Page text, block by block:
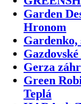
Garden
Hronom
Gardenko,
Gerza
Green
Teplá